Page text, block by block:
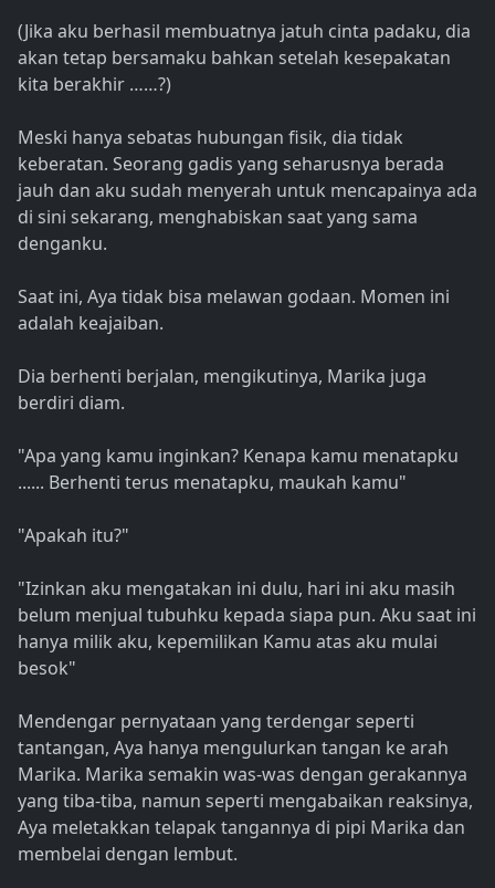
(Jika aku berhasil membuatnya jatuh cinta padaku, dia
akan tetap bersamaku bahkan setelah kesepakatan
kita berakhir ……?)
Meski hanya sebatas hubungan fisik, dia tidak
keberatan. Seorang gadis yang seharusnya berada
jauh dan aku sudah menyerah untuk mencapainya ada
di sini sekarang, menghabiskan saat yang sama
denganku.
Saat ini, Aya tidak bisa melawan godaan. Momen ini
adalah keajaiban.
Dia berhenti berjalan, mengikutinya, Marika juga
berdiri diam.
"Apa yang kamu inginkan? Kenapa kamu menatapku
...... Berhenti terus menatapku, maukah kamu"
"Apakah itu?"
"Izinkan aku mengatakan ini dulu, hari ini aku masih
belum menjual tubuhku kepada siapa pun. Aku saat ini
hanya milik aku, kepemilikan Kamu atas aku mulai
besok"
Mendengar pernyataan yang terdengar seperti
tantangan, Aya hanya mengulurkan tangan ke arah
Marika. Marika semakin was-was dengan gerakannya
yang tiba-tiba, namun seperti mengabaikan reaksinya,
Aya meletakkan telapak tangannya di pipi Marika dan
membelai dengan lembut.